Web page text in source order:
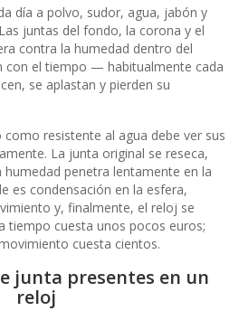
día a polvo, sudor, agua, jabón y
juntas del fondo, la corona y el
contra la humedad dentro del
con el tiempo — habitualmente cada
se aplastan y pierden su
resistente al agua debe ver sus
La junta original se reseca,
penetra lentamente en la
es condensación en la esfera,
y, finalmente, el reloj se
tiempo cuesta unos pocos euros;
cuesta cientos.
junta presentes en un
reloj